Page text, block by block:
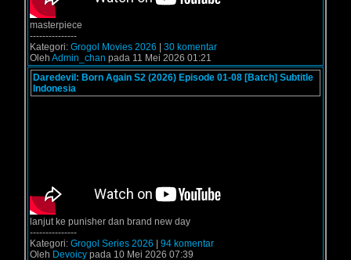
masterpiece
---------------
Kategori: Grogol Movies 2026
30 komentar
Oleh Admin_chan pada 11 Mei 2026 01:21
Daredevil: Born Again S2 (2026) Episode 01-08 [Batch] Subtitle
Indonesia
lanjut ke punisher dan brand new day
---------------
Kategori: Grogol Series 2026
94 komentar
Oleh Devoicy pada 10 Mei 2026 07:39